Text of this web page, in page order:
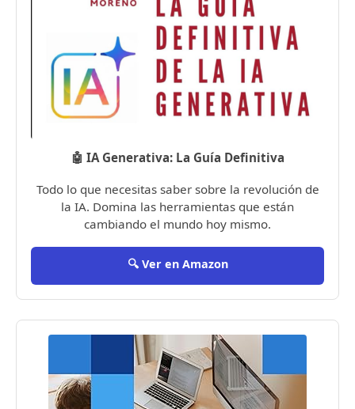
🤖 IA Generativa: La Guía Definitiva
Todo lo que necesitas saber sobre la revolución de
la IA. Domina las herramientas que están
cambiando el mundo hoy mismo.
🔍 Ver en Amazon